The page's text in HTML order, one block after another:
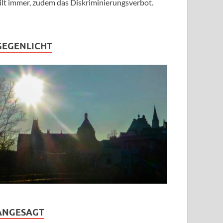
immer, zudem das Diskriminierungsverbot.